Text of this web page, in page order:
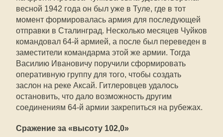
весной 1942 года он был уже в Туле, где в тот
момент формировалась армия для последующей
отправки в Сталинград. Несколько месяцев Чуйков
командовал 64-й армией, а после был переведен в
заместители командарма этой же армии. Тогда
Василию Ивановичу поручили сформировать
оперативную группу для того, чтобы создать
заслон на реке Аксай. Гитлеровцев удалось
остановить, что дало возможность другим
соединениям 64-й армии закрепиться на рубежах.
Сражение за «высоту 102,0»